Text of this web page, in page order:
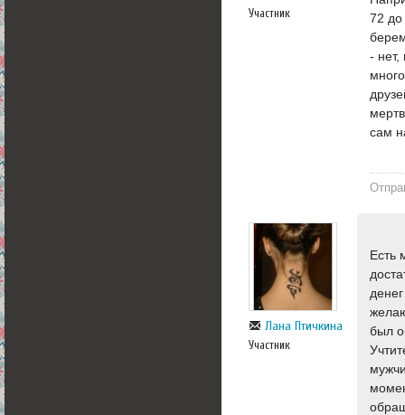
Участник
72 до
-
сам
Лана Птичкина
Участник
Есть
был